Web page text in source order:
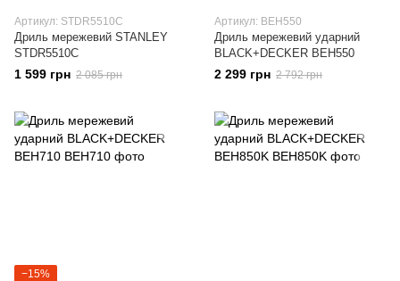
Артикул: STDR5510C
Дриль мережевий STANLEY
STDR5510C
1 599 грн 2 085 грн
Артикул: BEH550
Дриль мережевий ударний
BLACK+DECKER BEH550
2 299 грн 2 792 грн
−15%